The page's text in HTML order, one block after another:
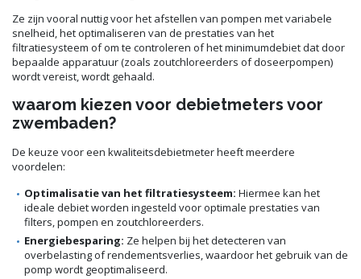
Ze zijn vooral nuttig voor het afstellen van pompen met variabele
snelheid, het optimaliseren van de prestaties van het
filtratiesysteem of om te controleren of het minimumdebiet dat door
bepaalde apparatuur (zoals zoutchloreerders of doseerpompen)
wordt vereist, wordt gehaald.
waarom kiezen voor debietmeters voor
zwembaden?
De keuze voor een kwaliteitsdebietmeter heeft meerdere
voordelen:
Optimalisatie van het filtratiesysteem: Hiermee kan het
ideale debiet worden ingesteld voor optimale prestaties van
filters, pompen en zoutchloreerders.
Energiebesparing: Ze helpen bij het detecteren van
overbelasting of rendementsverlies, waardoor het gebruik van de
pomp wordt geoptimaliseerd.